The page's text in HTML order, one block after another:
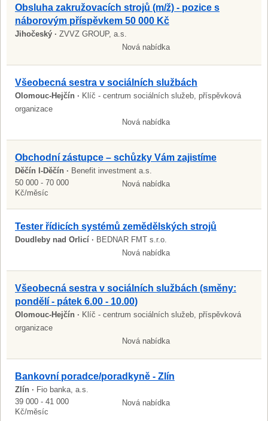
Obsluha zakružovacích strojů (m/ž) - pozice s
náborovým příspěvkem 50 000 Kč
Jihočeský · ZVVZ GROUP, a.s.
Nová nabídka
Všeobecná sestra v sociálních službách
Olomouc-Hejčín · Klíč - centrum sociálních služeb, příspěvková
organizace
Nová nabídka
Obchodní zástupce – schůzky Vám zajistíme
Děčín I-Děčín · Benefit investment a.s.
50 000 - 70 000
Kč/měsíc
Nová nabídka
Tester řídicích systémů zemědělských strojů
Doudleby nad Orlicí · BEDNAR FMT s.r.o.
Nová nabídka
Všeobecná sestra v sociálních službách (směny:
pondělí - pátek 6.00 - 10.00)
Olomouc-Hejčín · Klíč - centrum sociálních služeb, příspěvková
organizace
Nová nabídka
Bankovní poradce/poradkyně - Zlín
Zlín · Fio banka, a.s.
39 000 - 41 000
Kč/měsíc
Nová nabídka